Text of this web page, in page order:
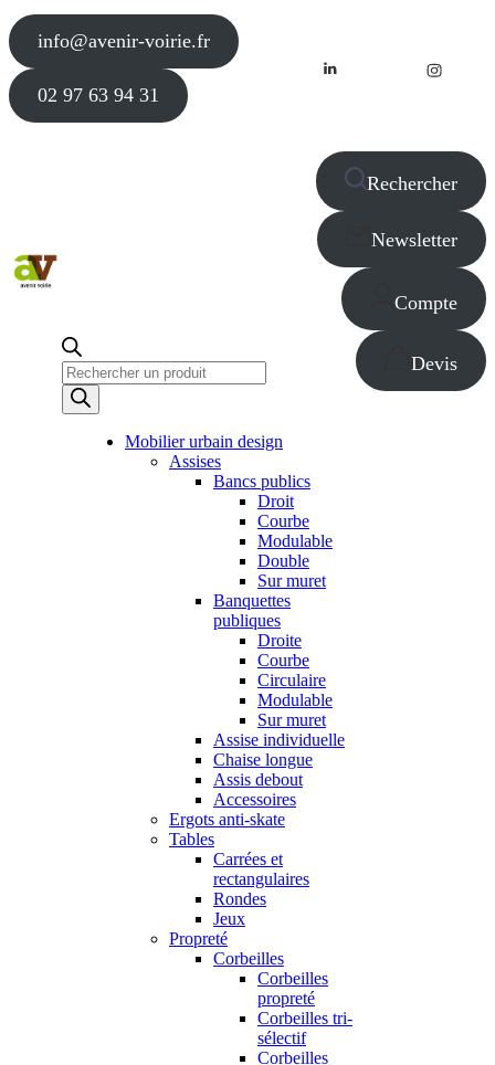
info@avenir-voirie.fr
02 97 63 94 31
Recherche
de
produits
Rechercher
Newsletter
Compte
Devis
Mobilier urbain design
Assises
Bancs publics
Droit
Courbe
Modulable
Double
Sur muret
Banquettes
publiques
Droite
Courbe
Circulaire
Modulable
Sur muret
Assise individuelle
Chaise longue
Assis debout
Accessoires
Ergots anti-skate
Tables
Carrées et
rectangulaires
Rondes
Jeux
Propreté
Corbeilles
Corbeilles
propreté
Corbeilles tri-
sélectif
Corbeilles